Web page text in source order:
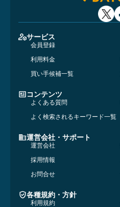
サービス
会員登録
利用料金
買い手候補一覧
コンテンツ
よくある質問
よく検索されるキーワード一覧
運営会社・サポート
運営会社
採用情報
お問合せ
各種規約・方針
利用規約